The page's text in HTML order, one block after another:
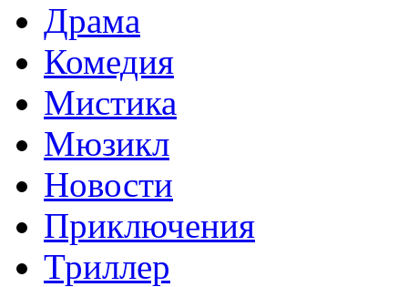
Драма
Комедия
Мистика
Мюзикл
Новости
Приключения
Триллер